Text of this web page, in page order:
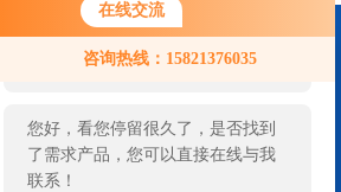
在线交流
咨询热线：15821376035
您好！欢迎前来咨询，很高兴为您
服务，请问您要咨询什么问题呢？
您好，看您停留很久了，是否找到
了需求产品，您可以直接在线与我
联系！